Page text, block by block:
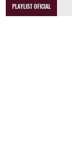
PLAYLIST OFICIAL